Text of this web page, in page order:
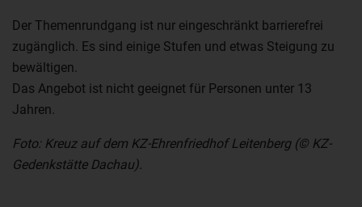
Der Themenrundgang ist nur eingeschränkt barrierefrei
zugänglich. Es sind einige Stufen und etwas Steigung zu
bewältigen.
Das Angebot ist nicht geeignet für Personen unter 13
Jahren.
Foto: Kreuz auf dem KZ-Ehrenfriedhof Leitenberg (© KZ-
Gedenkstätte Dachau).